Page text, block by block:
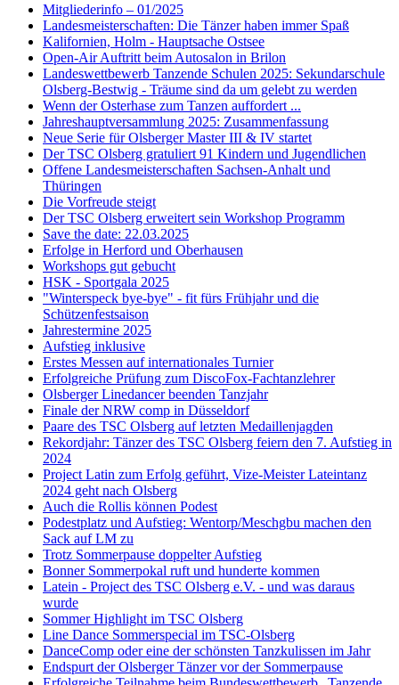
Mitgliederinfo – 01/2025
Landesmeisterschaften: Die Tänzer haben immer Spaß
Kalifornien, Holm - Hauptsache Ostsee
Open-Air Auftritt beim Autosalon in Brilon
Landeswettbewerb Tanzende Schulen 2025: Sekundarschule
Olsberg-Bestwig - Träume sind da um gelebt zu werden
Wenn der Osterhase zum Tanzen auffordert ...
Jahreshauptversammlung 2025: Zusammenfassung
Neue Serie für Olsberger Master III & IV startet
Der TSC Olsberg gratuliert 91 Kindern und Jugendlichen
Offene Landesmeisterschaften Sachsen-Anhalt und
Thüringen
Die Vorfreude steigt
Der TSC Olsberg erweitert sein Workshop Programm
Save the date: 22.03.2025
Erfolge in Herford und Oberhausen
Workshops gut gebucht
HSK - Sportgala 2025
"Winterspeck bye-bye" - fit fürs Frühjahr und die
Schützenfestsaison
Jahrestermine 2025
Aufstieg inklusive
Erstes Messen auf internationales Turnier
Erfolgreiche Prüfung zum DiscoFox-Fachtanzlehrer
Olsberger Linedancer beenden Tanzjahr
Finale der NRW comp in Düsseldorf
Paare des TSC Olsberg auf letzten Medaillenjagden
Rekordjahr: Tänzer des TSC Olsberg feiern den 7. Aufstieg in
2024
Project Latin zum Erfolg geführt, Vize-Meister Lateintanz
2024 geht nach Olsberg
Auch die Rollis können Podest
Podestplatz und Aufstieg: Wentorp/Meschgbu machen den
Sack auf LM zu
Trotz Sommerpause doppelter Aufstieg
Bonner Sommerpokal ruft und hunderte kommen
Latein - Project des TSC Olsberg e.V. - und was daraus
wurde
Sommer Highlight im TSC Olsberg
Line Dance Sommerspecial im TSC-Olsberg
DanceComp oder eine der schönsten Tanzkulissen im Jahr
Endspurt der Olsberger Tänzer vor der Sommerpause